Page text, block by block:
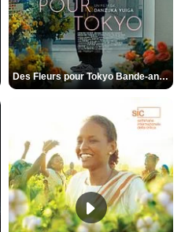
Des Fleurs pour Tokyo Bande-annonce VO STFR